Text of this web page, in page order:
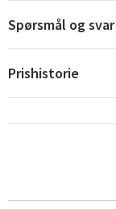
Spørsmål og svar
Prishistorie